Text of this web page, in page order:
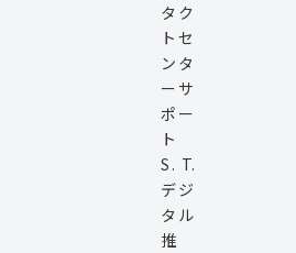
タク
トセ
ンタ
ーサ
ポー
ト
S. T.
デジ
タル
推